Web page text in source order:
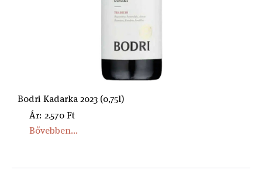
Bodri Kadarka 2023 (0,75l)
Ár: 2.570 Ft
Bővebben...